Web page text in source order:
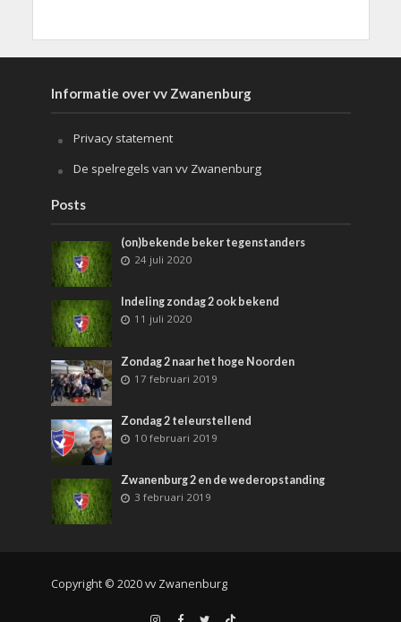
Informatie over vv Zwanenburg
Privacy statement
De spelregels van vv Zwanenburg
Posts
(on)bekende beker tegenstanders
24 juli 2020
Indeling zondag 2 ook bekend
11 juli 2020
Zondag 2 naar het hoge Noorden
17 februari 2019
Zondag 2 teleurstellend
10 februari 2019
Zwanenburg 2 en de wederopstanding
3 februari 2019
Copyright © 2020 vv Zwanenburg